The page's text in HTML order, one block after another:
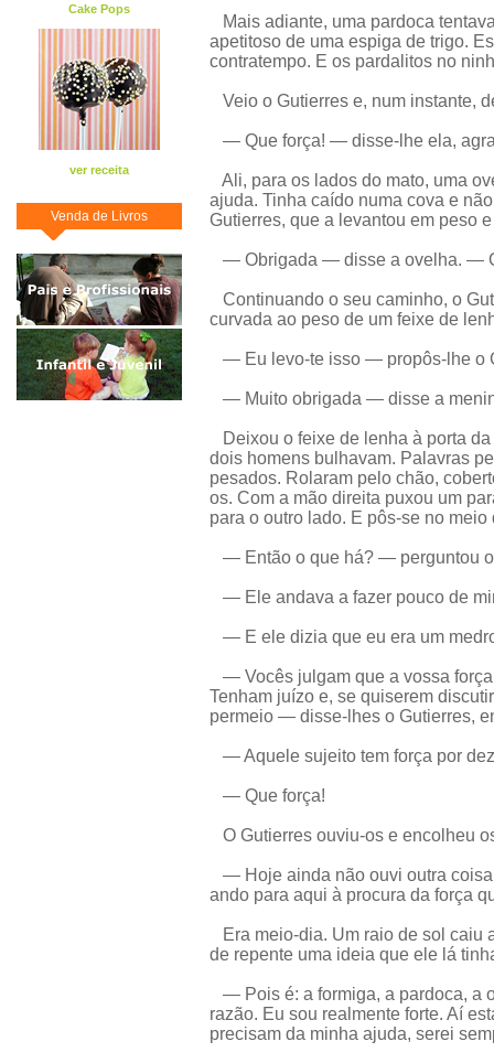
Cake Pops
ver receita
Venda de Livros
Mais adiante, uma pardoca
apetitoso de uma espiga de trigo.
contratempo. E os pardalitos no
Veio o Gutierres e, num instante,
— Que força! — disse-lhe ela,
Ali, para os lados do mato, uma
ajuda. Tinha caído numa cova e
Gutierres, que a levantou em peso
— Obrigada — disse a ovelha. —
Continuando o seu caminho, o
curvada ao peso de um feixe de
— Eu levo-te isso — propôs-lhe o
— Muito obrigada — disse a
Deixou o feixe de lenha à porta
dois homens bulhavam. Palavras
pesados. Rolaram pelo chão,
os. Com a mão direita puxou um
para o outro lado. E pôs-se no meio
— Então o que há? — perguntou o
— Ele andava a fazer pouco de
— E ele dizia que eu era um
— Vocês julgam que a vossa
Tenham juízo e, se quiserem
permeio — disse-lhes o Gutierres,
— Aquele sujeito tem força por
— Que força!
O Gutierres ouviu-os e encolheu
— Hoje ainda não ouvi outra
ando para aqui à procura da força
Era meio-dia. Um raio de sol caiu
de repente uma ideia que ele lá
— Pois é: a formiga, a pardoca, a
razão. Eu sou realmente forte. Aí
precisam da minha ajuda, serei